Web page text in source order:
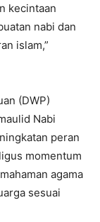
kecintaan
nabi dan
islam,”
(DWP)
Nabi
peran
momentum
agama
sesuai